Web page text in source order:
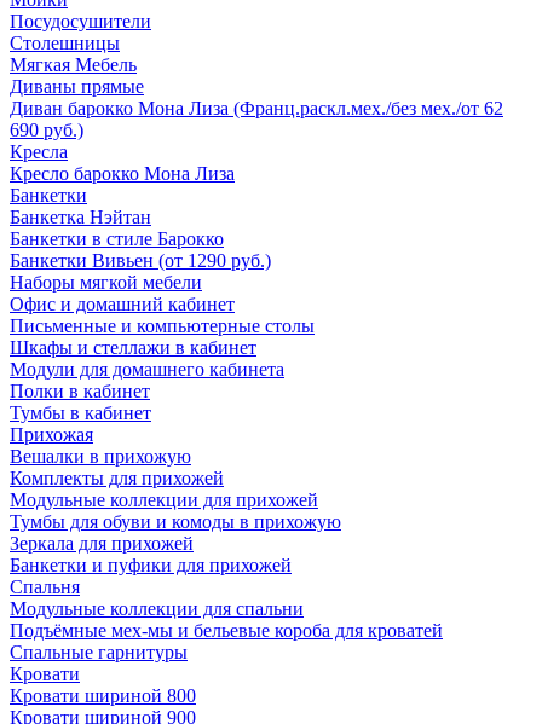
Посудосушители
Столешницы
Мягкая Мебель
Диваны прямые
Диван барокко Мона Лиза (Франц.раскл.мех./без мех./от 62
690 руб.)
Кресла
Кресло барокко Мона Лиза
Банкетки
Банкетка Нэйтан
Банкетки в стиле Барокко
Банкетки Вивьен (от 1290 руб.)
Наборы мягкой мебели
Офис и домашний кабинет
Письменные и компьютерные столы
Шкафы и стеллажи в кабинет
Модули для домашнего кабинета
Полки в кабинет
Тумбы в кабинет
Прихожая
Вешалки в прихожую
Комплекты для прихожей
Модульные коллекции для прихожей
Тумбы для обуви и комоды в прихожую
Зеркала для прихожей
Банкетки и пуфики для прихожей
Спальня
Модульные коллекции для спальни
Подъёмные мех-мы и бельевые короба для кроватей
Спальные гарнитуры
Кровати
Кровати шириной 800
Кровати шириной 900